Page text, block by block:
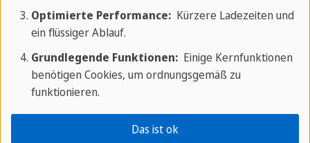
Optimierte Performance:Kürzere Ladezeiten und
ein flüssiger Ablauf.
Grundlegende Funktionen:Einige Kernfunktionen
benötigen Cookies, um ordnungsgemäß zu
funktionieren.
Das ist ok